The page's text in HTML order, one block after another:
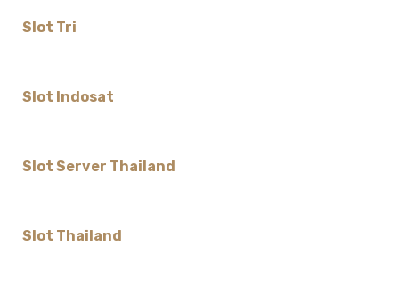
Slot Tri
Slot Indosat
Slot Server Thailand
Slot Thailand